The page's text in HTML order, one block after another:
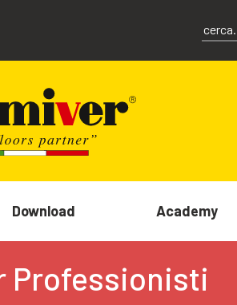
Download Academy
Professionisti